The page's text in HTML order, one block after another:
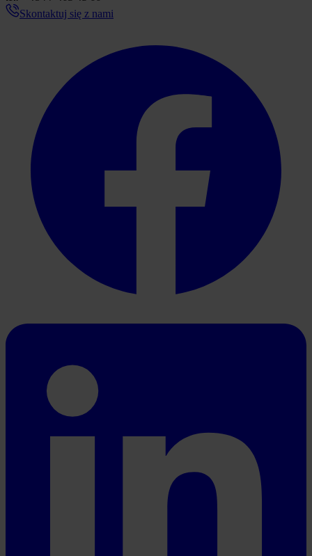
Skontaktuj się z nami